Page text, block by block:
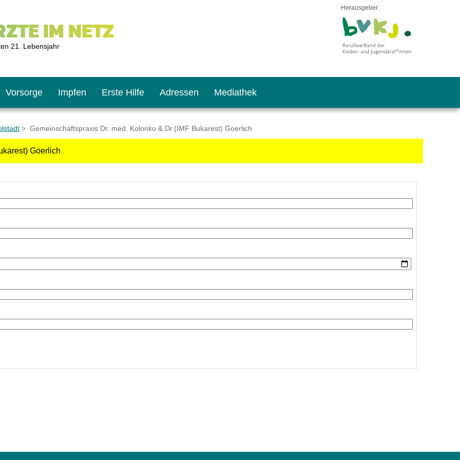
IM NETZ
21. Lebensjahr
Herausgeber:
Vorsorge Impfen Erste Hilfe Adressen Mediathek
Bildschirmmediengebrauch
> Gemeinschaftspraxis Dr. med. Kolonko & Dr.(IMF Bukarest) Goerlich
Goerlich